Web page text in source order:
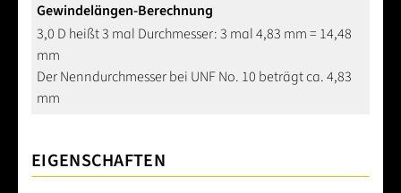
Gewindelängen-Berechnung
3,0 D heißt 3 mal Durchmesser: 3 mal 4,83 mm = 14,48
mm
Der Nenndurchmesser bei UNF No. 10 beträgt ca. 4,83
mm
EIGENSCHAFTEN